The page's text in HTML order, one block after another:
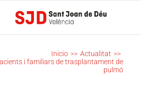
Saltar
contenido
Inicio >> Actualitat >>
i familiars de trasplantament de
pulmó